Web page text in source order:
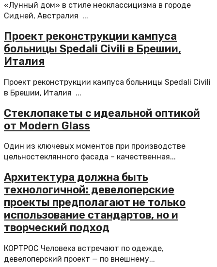
«Лунный дом» в стиле неоклассицизма в городе
Сидней, Австралия ...
Проект реконструкции кампуса
больницы Spedali Civili в Брешии,
Италия
Проект реконструкции кампуса больницы Spedali Civili
в Брешии, Италия ...
Стеклопакеты с идеальной оптикой
от Modern Glass
Один из ключевых моментов при производстве
цельностеклянного фасада – качественная...
Архитектура должна быть
технологичной: девелоперские
проекты предполагают не только
использование стандартов, но и
творческий подход
КОРТРОС Человека встречают по одежде,
девелоперский проект — по внешнему...